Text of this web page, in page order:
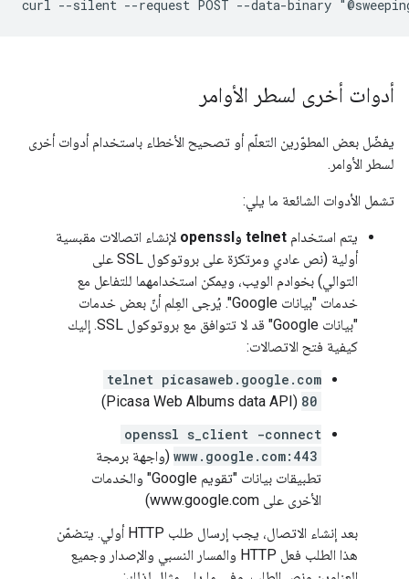
أدوات أخرى لسطر الأوامر
يفضّل بعض المطوّرين التعلّم أو تصحيح الأخطاء باستخدام أدوات أخرى
لسطر الأوامر.
تشمل الأدوات الشائعة ما يلي:
يتم استخدام telnet وopenssl
لإنشاء اتصالات مقبسية
أولية (نص عادي ومرتكزة على بروتوكول SSL على
التوالي) بخوادم الويب، ويمكن استخدامهما للتفاعل مع
خدمات "بيانات Google". يُرجى العِلم أنّ بعض خدمات
"بيانات Google" قد لا تتوافق مع بروتوكول SSL. إليك
كيفية فتح الاتصالات:
telnet picasaweb.google.com
80
(Picasa Web Albums data API)
openssl s_client -connect
www.google.com:443 (واجهة برمجة
تطبيقات بيانات "تقويم Google" والخدمات
الأخرى على www.google.com)
بعد إنشاء الاتصال، يجب إرسال طلب HTTP أولي. يتضمّن
هذا الطلب فعل HTTP والمسار النسبي والإصدار وجميع